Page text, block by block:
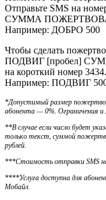
Отправьте SMS на
СУММА
Например: ДОБРО 500
Чтобы сделать
ПОДВИГ [пробел]
на короткий номер 3434.
Например: ПОДВИГ
*Допустимый размер
абонента — 0%. Ограничения
**В случае если число будет
только текст, суммой
рублей.
***Стоимость отправки SMS
****Услуга доступна для
Мобайл.